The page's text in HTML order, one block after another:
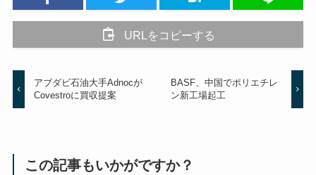
URLをコピーする
アブダビ石油大手Adnocが
Covestroに買収提案
BASF、中国でポリエチレ
ン新工場起工
この記事もいかがですか？